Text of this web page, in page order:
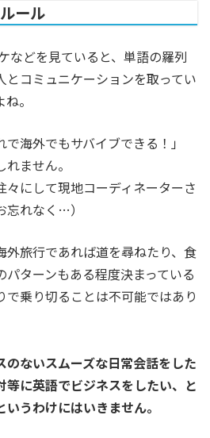
ール
などを見ていると、単語の羅列
とコミュニケーションを取ってい
。
で海外でもサバイブできる！」
ません。
々にして現地コーディネーターさ
忘れなく…）
外旅行であれば道を尋ねたり、食
ターンもある程度決まっている
で乗り切ることは不可能ではあり
のないスムーズな日常会話をした
等に英語でビジネスをしたい、と
うわけにはいきません。